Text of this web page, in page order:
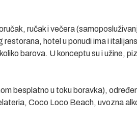
ručak i večera
hotel u ponudi ima i
barova. U konceptu su i užine,
besplatno u toku boravka),
Coco Loco Beach, uvozna